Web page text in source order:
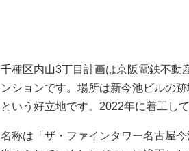
千種区内山3丁目計画は京阪電鉄不動
ンションです。場所は新今池ビルの
という好立地です。2022年に着工して
名称は「ザ・ファインタワー名古屋